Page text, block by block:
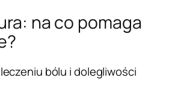
na co pomaga
bólu i dolegliwości